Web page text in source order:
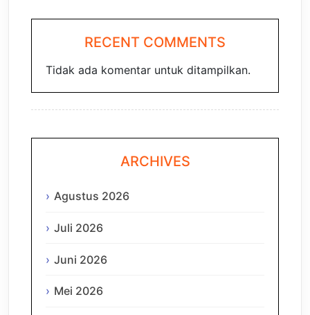
RECENT COMMENTS
Tidak ada komentar untuk ditampilkan.
ARCHIVES
Agustus 2026
Juli 2026
Juni 2026
Mei 2026